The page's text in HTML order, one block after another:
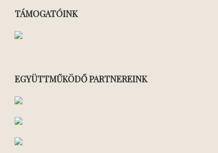
TÁMOGATÓINK
EGYÜTTMŰKÖDŐ PARTNEREINK